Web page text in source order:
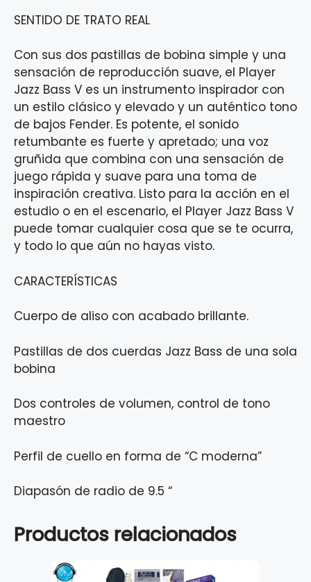
SENTIDO DE TRATO REAL
Con sus dos pastillas de bobina simple y una
sensación de reproducción suave, el Player
Jazz Bass V es un instrumento inspirador con
un estilo clásico y elevado y un auténtico tono
de bajos Fender. Es potente, el sonido
retumbante es fuerte y apretado; una voz
gruñida que combina con una sensación de
juego rápida y suave para una toma de
inspiración creativa. Listo para la acción en el
estudio o en el escenario, el Player Jazz Bass V
puede tomar cualquier cosa que se te ocurra,
y todo lo que aún no hayas visto.
CARACTERÍSTICAS
Cuerpo de aliso con acabado brillante.
Pastillas de dos cuerdas Jazz Bass de una sola
bobina
Dos controles de volumen, control de tono
maestro
Perfil de cuello en forma de “C moderna”
Diapasón de radio de 9.5 “
Productos relacionados